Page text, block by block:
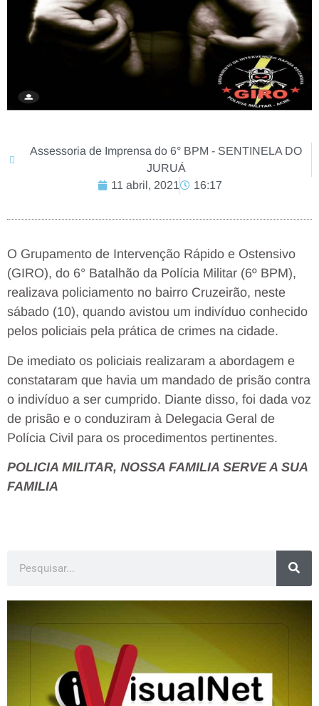
Assessoria de Imprensa do 6° BPM - SENTINELA DO
JURUÁ
11 abril, 2021
16:17
O Grupamento de Intervenção Rápido e Ostensivo
(GIRO), do 6° Batalhão da Polícia Militar (6º BPM),
realizava policiamento no bairro Cruzeirão, neste
sábado (10), quando avistou um indivíduo conhecido
pelos policiais pela prática de crimes na cidade.
De imediato os policiais realizaram a abordagem e
constataram que havia um mandado de prisão contra
o indivíduo a ser cumprido. Diante disso, foi dada voz
de prisão e o conduziram à Delegacia Geral de
Polícia Civil para os procedimentos pertinentes.
POLICIA MILITAR, NOSSA FAMILIA SERVE A SUA
FAMILIA